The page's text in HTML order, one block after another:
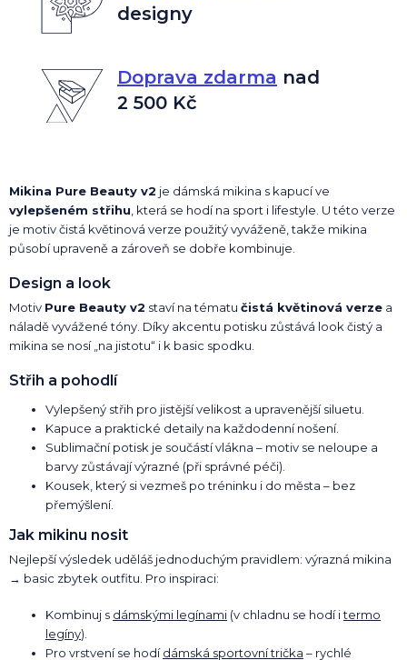
designy
Doprava zdarma nad
2 500 Kč
Mikina Pure Beauty v2 je dámská mikina s kapucí ve
vylepšeném střihu , která se hodí na sport i lifestyle. U této verze
je motiv čistá květinová verze použitý vyváženě, takže mikina
působí upraveně a zároveň se dobře kombinuje.
Design a look
Motiv Pure Beauty v2 staví na tématu čistá květinová verze a
náladě vyvážené tóny. Díky akcentu potisku zůstává look čistý a
mikina se nosí „na jistotu“ i k basic spodku.
Střih a pohodlí
Vylepšený střih pro jistější velikost a upravenější siluetu.
Kapuce a praktické detaily na každodenní nošení.
Sublimační potisk je součástí vlákna – motiv se neloupe a
barvy zůstávají výrazné (při správné péči).
Kousek, který si vezmeš po tréninku i do města – bez
přemýšlení.
Jak mikinu nosit
Nejlepší výsledek uděláš jednoduchým pravidlem: výrazná mikina
→ basic zbytek outfitu. Pro inspiraci:
Kombinuj s dámskými legínami (v chladnu se hodí itermo
legíny).
Pro vrstvení se hodídámská sportovní trička – rychlé